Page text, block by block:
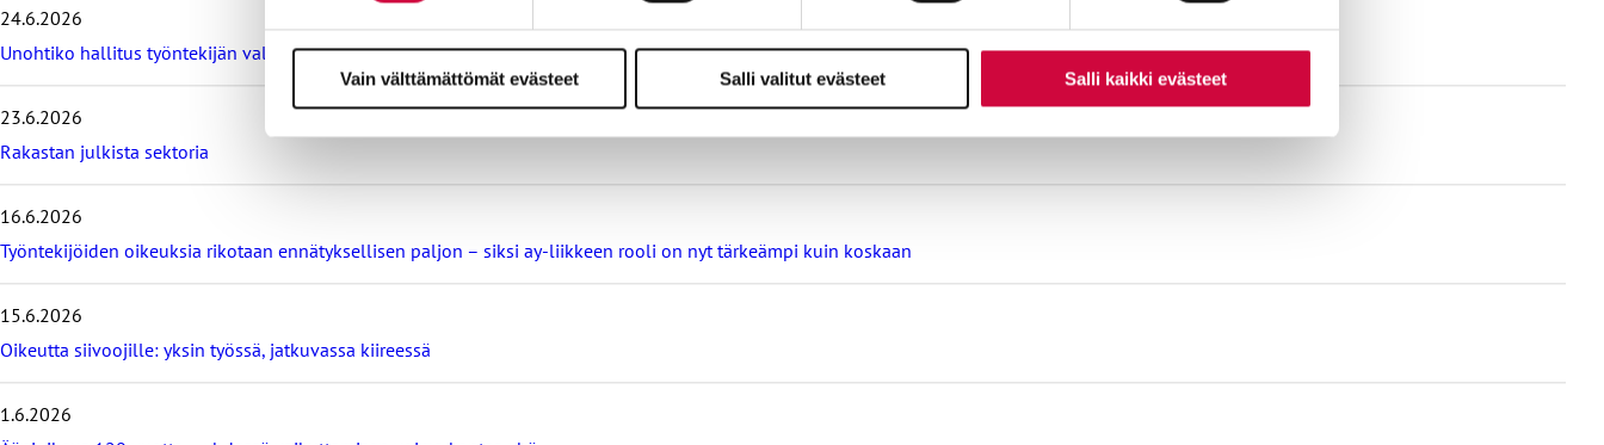
Vain välttämättömät evästeet Salli valitut evästeet Salli kaikki evästeet
i
m
s
i
ä
t
b
l
o
i
t
24.6.2026
Unohtiko hallitus työntekijän valmiuslakiesityksessään? – sopiminen ja neuvottelu kuuluvat myös poikkeusoloihin
23.6.2026
Rakastan julkista sektoria
16.6.2026
Työntekijöiden oikeuksia rikotaan ennätyksellisen paljon – siksi ay-liikkeen rooli on nyt tärkeämpi kuin koskaan
15.6.2026
Oikeutta siivoojille: yksin työssä, jatkuvassa kiireessä
1.6.2026